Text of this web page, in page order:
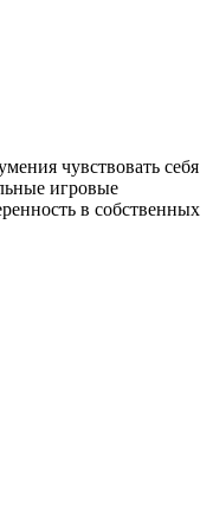
чувствовать себя
игровые
в собственных